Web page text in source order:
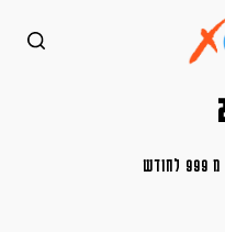
מ 999 לחודש